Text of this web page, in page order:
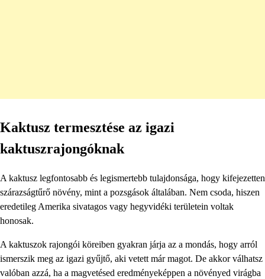
Kaktusz termesztése az igazi
kaktuszrajongóknak
A kaktusz legfontosabb és legismertebb tulajdonsága, hogy kifejezetten
szárazságtűrő növény, mint a pozsgások általában. Nem csoda, hiszen
eredetileg Amerika sivatagos vagy hegyvidéki területein voltak
honosak.
A kaktuszok rajongói köreiben gyakran járja az a mondás, hogy arról
ismerszik meg az igazi gyűjtő, aki vetett már magot. De akkor válhatsz
valóban azzá, ha a magvetésed eredményeképpen a növényed virágba